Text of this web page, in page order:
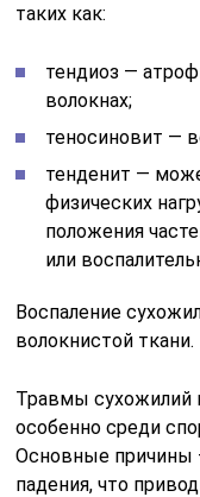
таких как:
тендиоз —
волокнах;
теносиновит —
тенденит —
физических
положения
или
Воспаление
волокнистой ткани.
Травмы сухожилий
особенно среди
Основные причины
падения, что